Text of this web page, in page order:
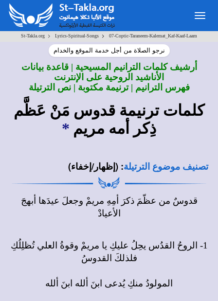
St-Takla.org > Lyrics-Spiritual-Songs > 07-Coptic-Taraneem-Kalemat_Kaf-Kaaf-Laam
نرجو الصلاة من أجل خدمة الموقع والخدام
أرشيف كلمات الترانيم المسيحية | قاعدة بيانات
الأناشيد الروحية على الإنترنت
فهرس الترانيم | ترنيمة مكتوبة | نص الترتيلة
كلمات ترنيمة قدوس مَنْ عَظَّم
ذِكر أمه مريم *
تصنيف موضوع الترتيلة: (إظهار/إخفاء)
قدوسٌ من عظّمَ ذكرَ أمِهِ مريمْ وجعلَ عيدَها أبهجَ
الأعيادْ
1- الروحُ القدُس يحِلُ عليكِ يا مريمْ وقوةُ العلي تُظلِلُكِ
فلذلكَ القدوسُ
المولودُ منكِ يُدعى ابنَ ألله ابنَ ألله